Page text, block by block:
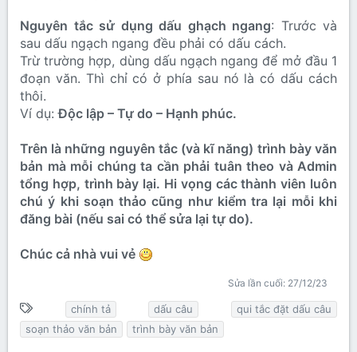
Nguyên tắc sử dụng dấu ghạch ngang: Trước và
sau dấu ngạch ngang đều phải có dấu cách.
Trừ trường hợp, dùng dấu ngạch ngang để mở đầu 1
đoạn văn. Thì chỉ có ở phía sau nó là có dấu cách
thôi.
Ví dụ:Độc lập – Tự do – Hạnh phúc.
Trên là những nguyên tắc (và kĩ năng) trình bày văn
bản mà mỗi chúng ta cần phải tuân theo và Admin
tổng hợp, trình bày lại. Hi vọng các thành viên luôn
chú ý khi soạn thảo cũng như kiểm tra lại mỗi khi
đăng bài (nếu sai có thể sửa lại tự do).
Chúc cả nhà vui vẻ
Sửa lần cuối: 27/12/23
T
ừ
k
chính tả dấu câu
qui tắc đặt dấu câu
soạn thảo văn bản
trình bày văn bản